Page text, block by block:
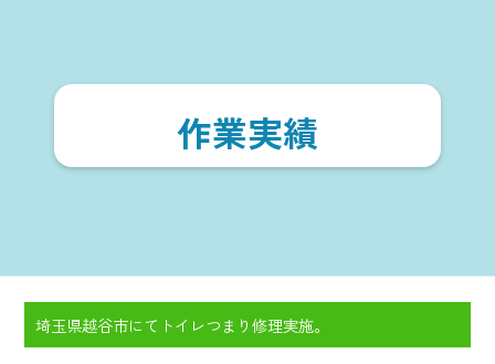
作業実績
埼玉県越谷市にてトイレつまり修理実施。